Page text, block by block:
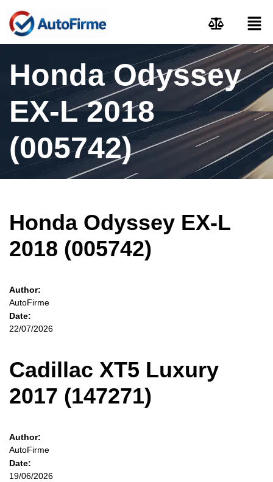
Honda Odyssey
EX-L 2018
(005742)
Honda Odyssey EX-L
2018 (005742)
Author:
AutoFirme
Date:
22/07/2026
Cadillac XT5 Luxury
2017 (147271)
Author:
AutoFirme
Date:
19/06/2026